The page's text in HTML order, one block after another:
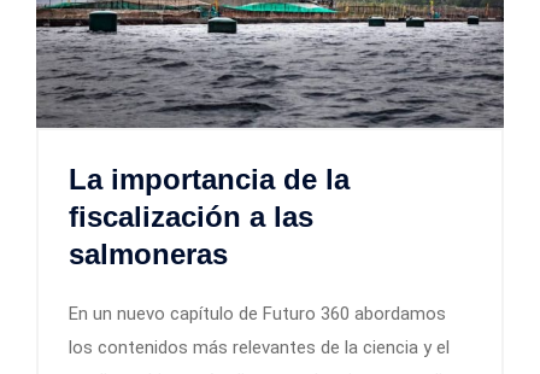
La importancia de la
fiscalización a las
salmoneras
En un nuevo capítulo de Futuro 360 abordamos
los contenidos más relevantes de la ciencia y el